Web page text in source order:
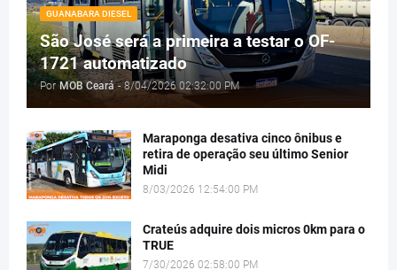
GUANABARA DIESEL
São José será a primeira a testar o OF-
1721 automatizado
Por MOB Ceará - 8/04/2026 02:32:00 PM
Maraponga desativa cinco ônibus e
retira de operação seu último Senior
Midi
8/03/2026 12:54:00 PM
Crateús adquire dois micros 0km para o
TRUE
7/30/2026 02:58:00 PM